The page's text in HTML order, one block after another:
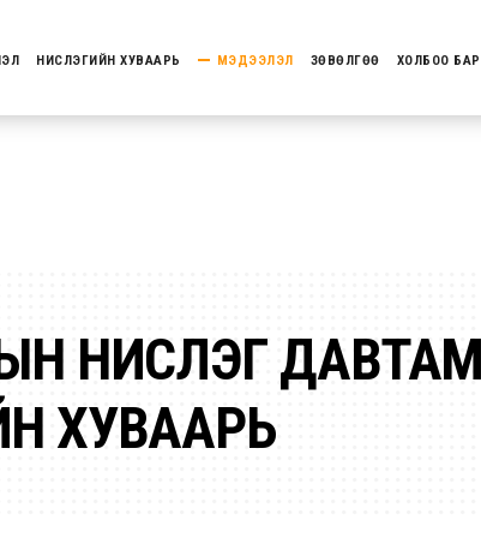
НИСЛЭГИЙН ХУВААРЬ МЭДЭЭЛЭЛ ЗӨВӨЛГӨӨ ХОЛБОО
НИСЛЭГ
ХУВААРЬ